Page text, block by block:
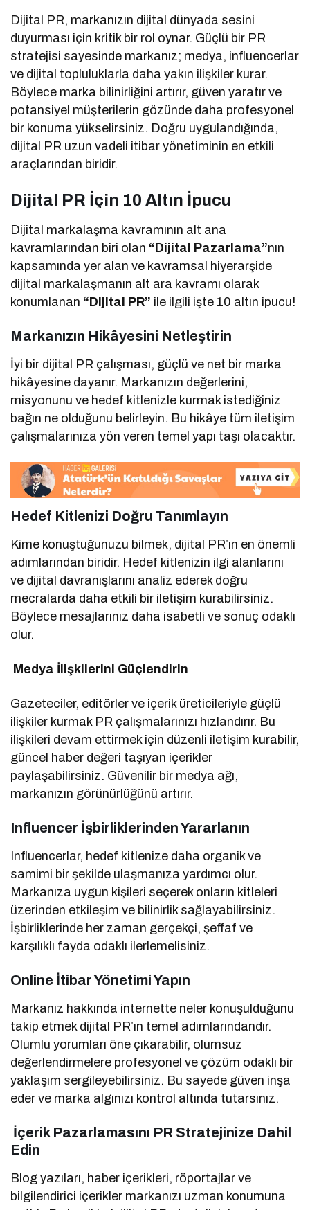
Dijital PR, markanızın dijital dünyada sesini
duyurması için kritik bir rol oynar. Güçlü bir PR
stratejisi sayesinde markanız; medya, influencerlar
ve dijital topluluklarla daha yakın ilişkiler kurar.
Böylece marka bilinirliğini artırır, güven yaratır ve
potansiyel müşterilerin gözünde daha profesyonel
bir konuma yükselirsiniz. Doğru uygulandığında,
dijital PR uzun vadeli itibar yönetiminin en etkili
araçlarından biridir.
Dijital PR İçin 10 Altın İpucu
Dijital markalaşma kavramının alt ana
kavramlarından biri olan “Dijital Pazarlama”nın
kapsamında yer alan ve kavramsal hiyerarşide
dijital markalaşmanın alt ara kavramı olarak
konumlanan “Dijital PR” ile ilgili işte 10 altın ipucu!
Markanızın Hikâyesini Netleştirin
İyi bir dijital PR çalışması, güçlü ve net bir marka
hikâyesine dayanır. Markanızın değerlerini,
misyonunu ve hedef kitlenizle kurmak istediğiniz
bağın ne olduğunu belirleyin. Bu hikâye tüm iletişim
çalışmalarınıza yön veren temel yapı taşı olacaktır.
Hedef Kitlenizi Doğru Tanımlayın
Kime konuştuğunuzu bilmek, dijital PR’ın en önemli
adımlarından biridir. Hedef kitlenizin ilgi alanlarını
ve dijital davranışlarını analiz ederek doğru
mecralarda daha etkili bir iletişim kurabilirsiniz.
Böylece mesajlarınız daha isabetli ve sonuç odaklı
olur.
Medya İlişkilerini Güçlendirin
Gazeteciler, editörler ve içerik üreticileriyle güçlü
ilişkiler kurmak PR çalışmalarınızı hızlandırır. Bu
ilişkileri devam ettirmek için düzenli iletişim kurabilir,
güncel haber değeri taşıyan içerikler
paylaşabilirsiniz. Güvenilir bir medya ağı,
markanızın görünürlüğünü artırır.
Influencer İşbirliklerinden Yararlanın
Influencerlar, hedef kitlenize daha organik ve
samimi bir şekilde ulaşmanıza yardımcı olur.
Markanıza uygun kişileri seçerek onların kitleleri
üzerinden etkileşim ve bilinirlik sağlayabilirsiniz.
İşbirliklerinde her zaman gerçekçi, şeffaf ve
karşılıklı fayda odaklı ilerlemelisiniz.
Online İtibar Yönetimi Yapın
Markanız hakkında internette neler konuşulduğunu
takip etmek dijital PR’ın temel adımlarındandır.
Olumlu yorumları öne çıkarabilir, olumsuz
değerlendirmelere profesyonel ve çözüm odaklı bir
yaklaşım sergileyebilirsiniz. Bu sayede güven inşa
eder ve marka algınızı kontrol altında tutarsınız.
İçerik Pazarlamasını PR Stratejinize Dahil
Edin
Blog yazıları, haber içerikleri, röportajlar ve
bilgilendirici içerikler markanızı uzman konumuna